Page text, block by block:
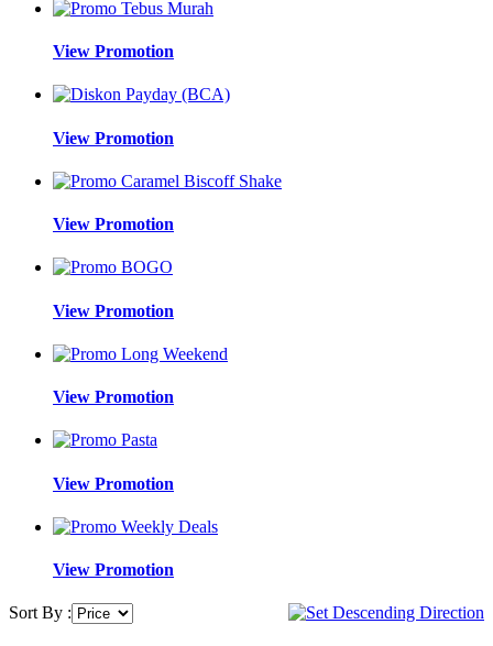
View Promotion
View Promotion
View Promotion
View Promotion
View Promotion
View Promotion
View Promotion
Sort By :